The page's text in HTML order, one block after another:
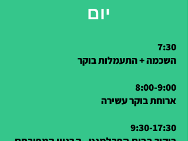
יום
7:30
השכמה + התעמלות בוקר
8:00-9:00
ארוחת בוקר עשירה
9:30-17:30